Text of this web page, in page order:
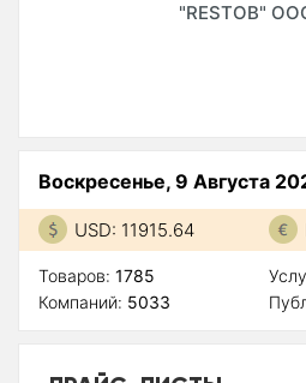
"RESTOB"
Воскресенье, 9 Августа
USD: 11915.64
Товаров: 1785
Компаний: 5033